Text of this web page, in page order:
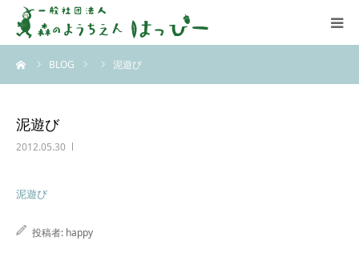
BLOG 泥遊び
泥遊び
2012.05.30
泥遊び
投稿者: happy
はっぴーについて